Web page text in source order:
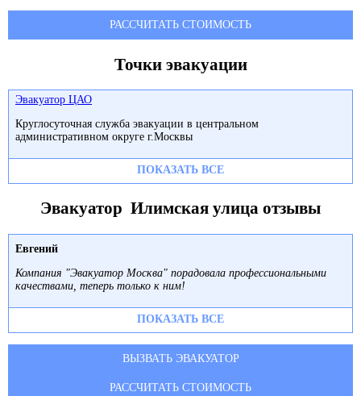
РАССЧИТАТЬ СТОИМОСТЬ
Точки эвакуации
Эвакуатор ЦАО
Круглосуточная служба эвакуации в центральном
административном округе г.Москвы
ПОКАЗАТЬ ВСЕ
Эвакуатор Илимская улица отзывы
Евгений
Компания "Эвакуатор Москва" порадовала профессиональными
качествами, теперь только к ним!
ПОКАЗАТЬ ВСЕ
ВЫЗВАТЬ ЭВАКУАТОР
РАССЧИТАТЬ СТОИМОСТЬ